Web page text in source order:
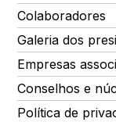
Colaboradores
Galeria dos
Empresas
Conselhos e
Política de